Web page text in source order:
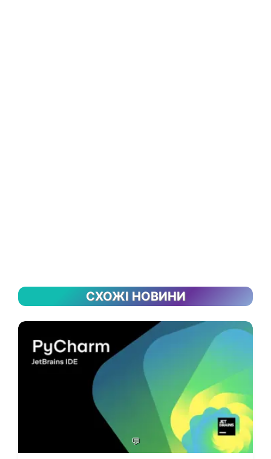
СХОЖІ НОВИНИ
💬